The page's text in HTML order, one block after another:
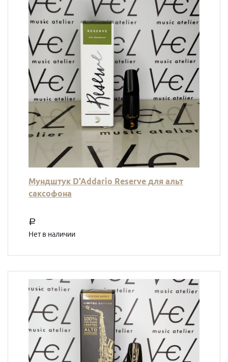
Мундштук D'Addario Reserve для альт
саксофона
a
Нет в наличии